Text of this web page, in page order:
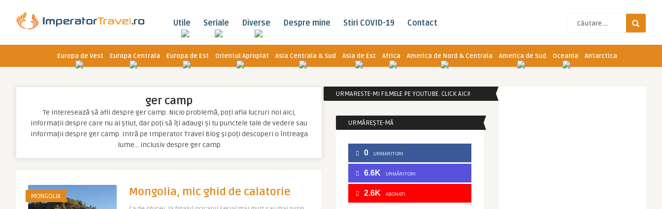
Utile Seriale Diverse Despre mine Stiri COVID-19 Contact
Europa de Vest Europa Centrala Europa de Est Orientul Apropiat Asia Centrala & Sud Asia de Est Africa America de Nord & Centrala America de Sud Oceania Antarctica
ger camp
Te interesează să afli despre ger camp. Nicio problemă, poți afla lucruri noi aici,
informații despre care nu ai știut, dar poți să îți adaugi și tu punctele tale de vedere sau
informații despre ger camp. Intră pe Imperator Travel Blog și poți descoperi o întreaga
lume… inclusiv despre ger camp
MONGOLIA Mongolia, mic ghid de calatorie
URMARESTE-MI FILMELE PE YOUTUBE. CLICK AICI!
URMĂREȘTE-MĂ
0 URMARITORI
6.6K URMĂRITORI
2.6K ABONATI